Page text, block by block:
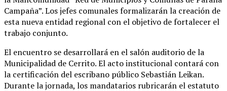
Campaña”. Los jefes comunales formalizarán la creación de
esta nueva entidad regional con el objetivo de fortalecer el
trabajo conjunto.
El encuentro se desarrollará en el salón auditorio de la
Municipalidad de Cerrito. El acto institucional contará con
la certificación del escribano público Sebastián Leikan.
Durante la jornada, los mandatarios rubricarán el estatuto